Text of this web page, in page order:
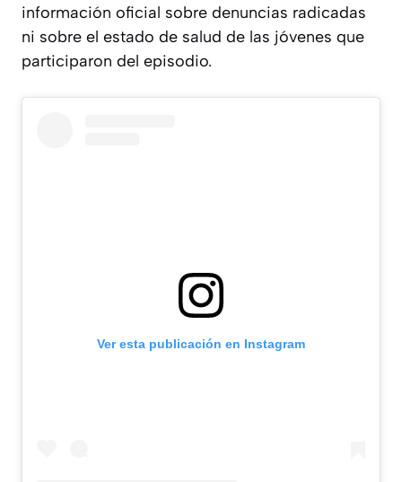
información oficial sobre denuncias radicadas
ni sobre el estado de salud de las jóvenes que
participaron del episodio.
Ver esta publicación en Instagram